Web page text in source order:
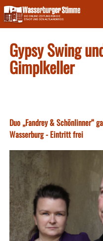
Skip
to
content
Gypsy Swing
Gimplkeller
Duo „Fandrey & Schönlinner“
Wasserburg - Eintritt frei